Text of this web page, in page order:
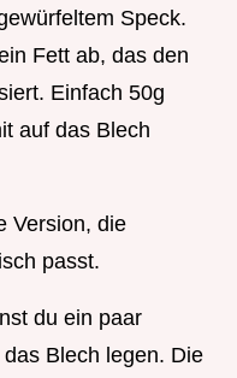
Speck.
Fett ab, das den
Einfach 50g
auf das Blech
Version, die
passt.
du ein paar
Blech legen. Die